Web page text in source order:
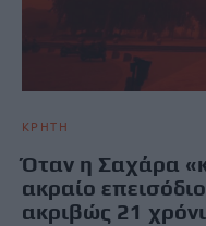
ΚΡΗΤΗ
Όταν η Σαχάρα
ακραίο
ακριβώς 21